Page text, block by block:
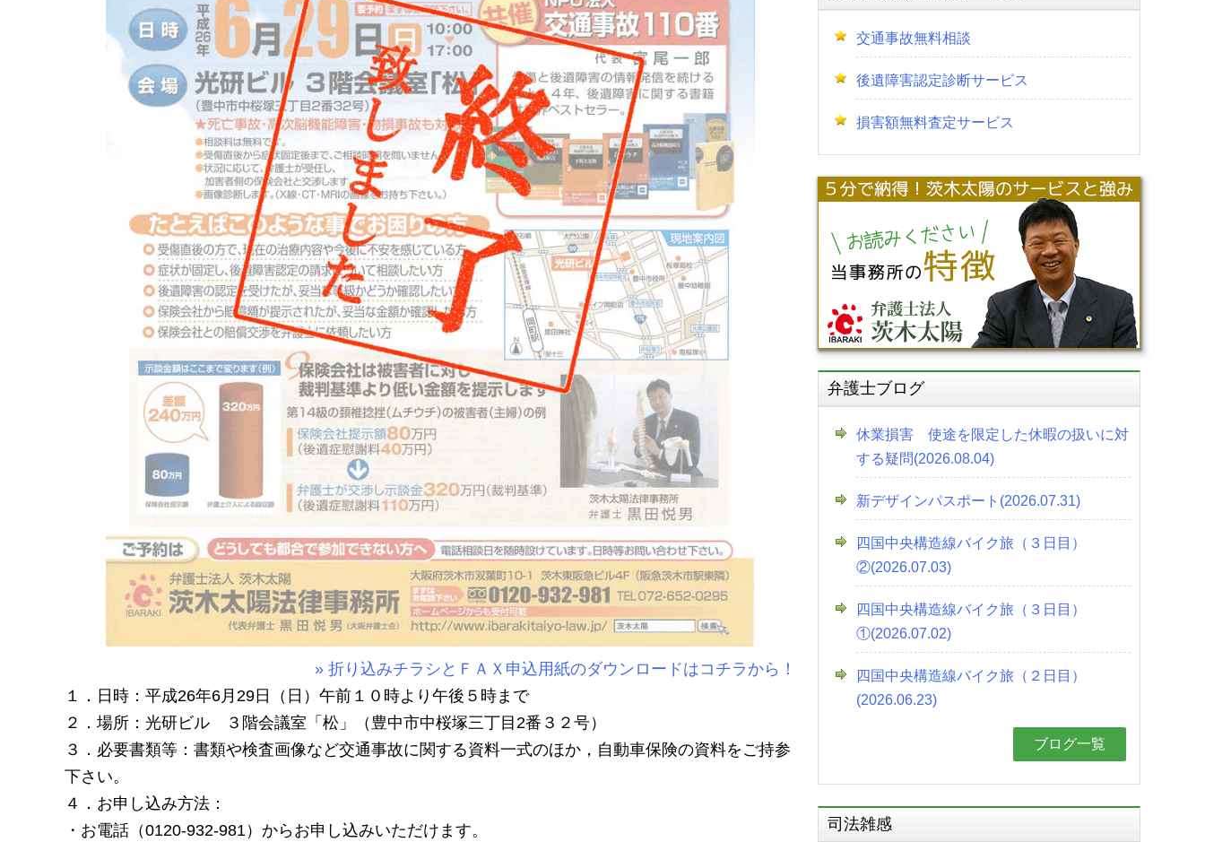
» 折り込みチラシとＦＡＸ申込用紙のダウンロードはコチラから！
１．日時：平成26年6月29日（日）午前１０時より午後５時まで
２．場所：光研ビル ３階会議室「松」（豊中市中桜塚三丁目2番３２号）
３．必要書類等：書類や検査画像など交通事故に関する資料一式のほか，自動車保険の資料をご持参
下さい。
４．お申し込み方法：
・お電話（0120-932-981）からお申し込みいただけます。
交通事故無料相談
後遺障害認定診断サービス
損害額無料査定サービス
弁護士ブログ
休業損害 使途を限定した休暇の扱いに対
する疑問(2026.08.04)
新デザインパスポート(2026.07.31)
四国中央構造線バイク旅（３日目）
②(2026.07.03)
四国中央構造線バイク旅（３日目）
①(2026.07.02)
四国中央構造線バイク旅（２日目）
(2026.06.23)
ブログ一覧
司法雑感